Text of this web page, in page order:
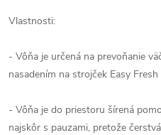
Vlastnosti:
- Vôňa je určená na prevoňanie
nasadením na strojček Easy Fresh
- Vôňa je do priestoru šírená
najskôr s pauzami, pretože